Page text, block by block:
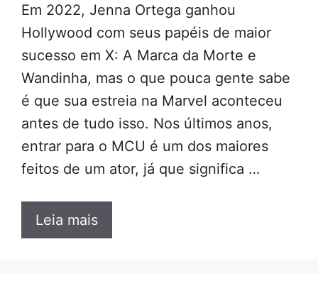
Em 2022, Jenna Ortega ganhou
Hollywood com seus papéis de maior
sucesso em X: A Marca da Morte e
Wandinha, mas o que pouca gente sabe
é que sua estreia na Marvel aconteceu
antes de tudo isso. Nos últimos anos,
entrar para o MCU é um dos maiores
feitos de um ator, já que significa …
Leia mais